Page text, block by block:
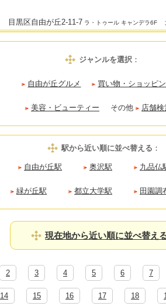
目黒区自由が丘2-11-7 ラ・トゥール キャンデラ6F
ジャンルを選択：
自由が丘グルメ 買い物・ショッピ
美容・ビューティー その他 店舗
駅から近い順に並べ替える ：
自由が丘駅 奥沢駅 九品仏
緑が丘駅 都立大学駅 田園調
現在地から近い順に並べ替え
2 3 4 5 6 7
14 15 16 17 18